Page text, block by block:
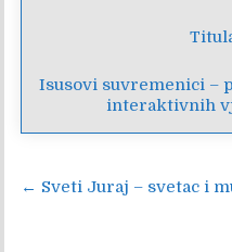
Isusovi suvremenici –
interaktivnih
Navigacija
← Sveti Juraj – svetac i